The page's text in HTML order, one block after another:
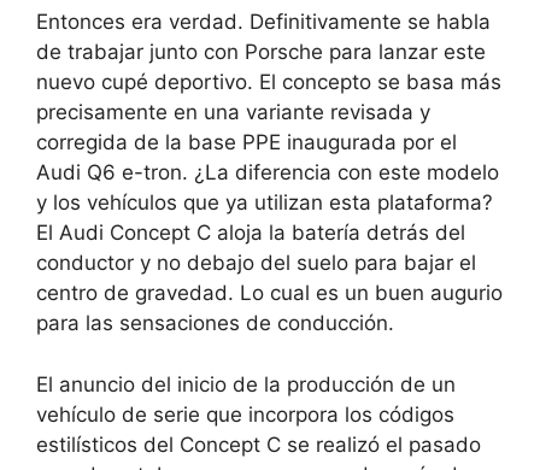
Entonces era verdad. Definitivamente se habla
de trabajar junto con Porsche para lanzar este
nuevo cupé deportivo. El concepto se basa más
precisamente en una variante revisada y
corregida de la base PPE inaugurada por el
Audi Q6 e-tron. ¿La diferencia con este modelo
y los vehículos que ya utilizan esta plataforma?
El Audi Concept C aloja la batería detrás del
conductor y no debajo del suelo para bajar el
centro de gravedad. Lo cual es un buen augurio
para las sensaciones de conducción.
El anuncio del inicio de la producción de un
vehículo de serie que incorpora los códigos
estilísticos del Concept C se realizó el pasado